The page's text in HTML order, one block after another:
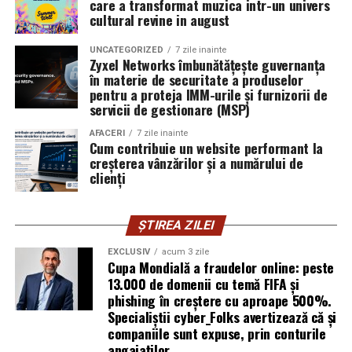
PSD îi pregăteşte marea lovitură lui Klaus Iohannis. Ce
vor face după refuzul președintelui / Comisarul de
Prahova – Comisarul de Prahova
infrastructurii, de la filtrarea traficului malițios până la
izolarea site-urilor compromise. Dar phishingul nu
exploatează doar serverele, ci mai ales oamenii. Niciun
furnizor de hosting nu poate opri un utilizator să își
introducă parola pe o pagină clonată. În acel moment,
vigilența utilizatorului rămâne prima linie de apărare”,
explică Horațiu Șimon, Chief Technology Officer
cyber_Folks România.
Subiectul a fost semnalat și de FBI, care a inclus în
informările din ultima lună amenințările asociate
operațiuni de dezinformare.
Avertismentele publice s-au concentrat în principal
asupra fanilor și infrastructurii orașelor gazdă, însă
specialiștii atrag atenția că firmele pot fi afectate
inclusiv atunci când nu au nicio legătură directă cu
industria sportului, turismului sau vânzarea de bilete.
care a transformat muzica intr-un univers
cultural revine in august
UNCATEGORIZED 7 zile inainte
Zyxel Networks îmbunătățește guvernanța
în materie de securitate a produselor
pentru a proteja IMM-urile și furnizorii de
servicii de gestionare (MSP)
AFACERI 7 zile inainte
Cum contribuie un website performant la
creșterea vânzărilor și a numărului de
clienți
ȘTIREA ZILEI
EXCLUSIV acum 3 zile
Cupa Mondială a fraudelor online: peste
13.000 de domenii cu temă FIFA și
phishing în creștere cu aproape 500%.
Specialiștii cyber_Folks avertizează că și
companiile sunt expuse, prin conturile